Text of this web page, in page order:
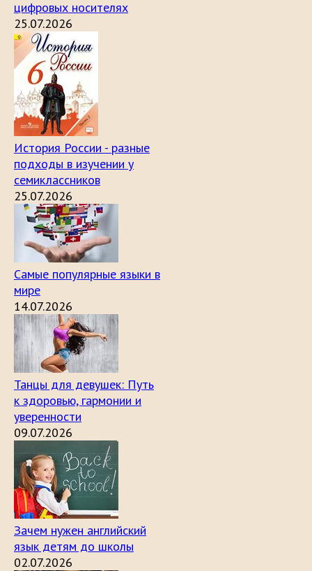
цифровых носителях
25.07.2026
История России - разные
подходы в изучении у
семиклассников
25.07.2026
Самые популярные языки в
мире
14.07.2026
Танцы для девушек: Путь
к здоровью, гармонии и
уверенности
09.07.2026
Зачем нужен английский
язык детям до школы
02.07.2026